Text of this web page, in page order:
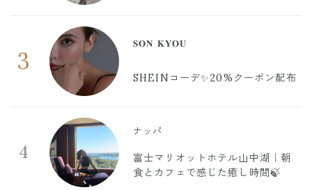
3
𝐒𝐎𝐍 𝐊𝐘𝐎𝐔
SHEINコーデ✨20%クーポン配布
4
ナッパ
富士マリオットホテル山中湖｜朝
食とカフェで感じた癒し時間🍃